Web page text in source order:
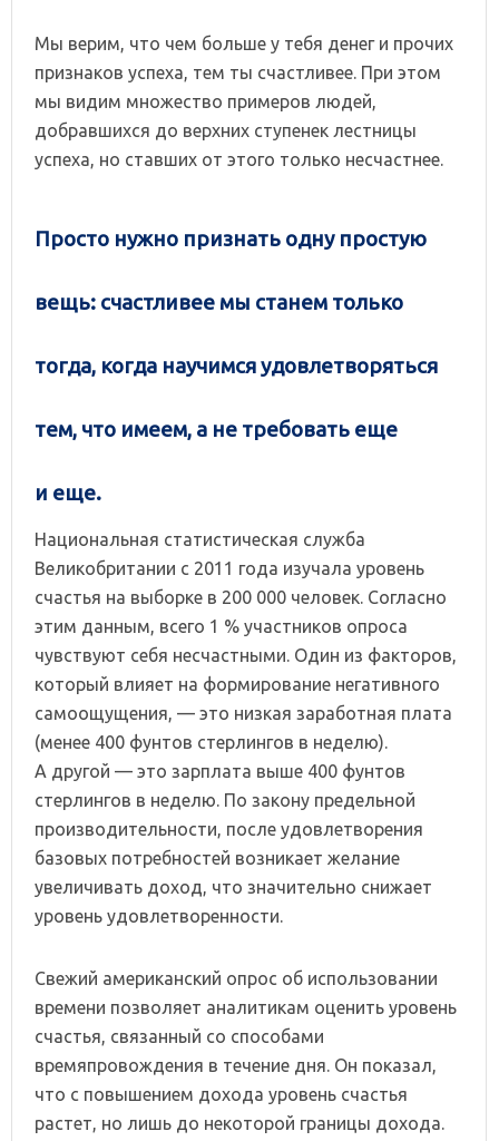
Мы верим, что чем больше у тебя денег и прочих
признаков успеха, тем ты счастливее. При этом
мы видим множество примеров людей,
добравшихся до верхних ступенек лестницы
успеха, но ставших от этого только несчастнее.
Просто нужно признать одну простую
вещь: счастливее мы станем только
тогда, когда научимся удовлетворяться
тем, что имеем, а не требовать еще
и еще.
Национальная статистическая служба
Великобритании с 2011 года изучала уровень
счастья на выборке в 200 000 человек. Согласно
этим данным, всего 1 % участников опроса
чувствуют себя несчастными. Один из факторов,
который влияет на формирование негативного
самоощущения, — это низкая заработная плата
(менее 400 фунтов стерлингов в неделю).
А другой — это зарплата выше 400 фунтов
стерлингов в неделю. По закону предельной
производительности, после удовлетворения
базовых потребностей возникает желание
увеличивать доход, что значительно снижает
уровень удовлетворенности.
Свежий американский опрос об использовании
времени позволяет аналитикам оценить уровень
счастья, связанный со способами
времяпровождения в течение дня. Он показал,
что с повышением дохода уровень счастья
растет, но лишь до некоторой границы дохода.